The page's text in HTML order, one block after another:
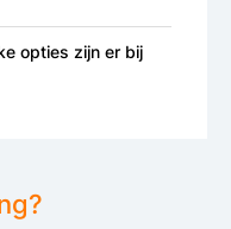
opties zijn er bij